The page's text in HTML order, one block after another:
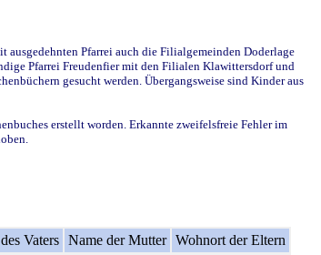
Pfarrei auch die Filialgemeinden Doderlage
Pfarrei Freudenfier mit den Filialen Klawittersdorf und
gesucht werden. Übergangsweise sind Kinder aus
erstellt worden. Erkannte zweifelsfreie Fehler im
Vaters Name der Mutter Wohnort der Eltern